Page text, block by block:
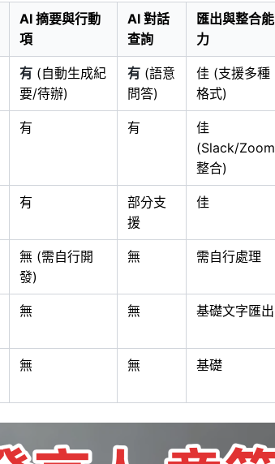
AI 摘要與行動
項
AI 對話
查詢
匯出與整合能
力
有 (自動生成紀
要/待辦)
有 (語意
問答)
佳 (支援多種
格式)
有 有
佳
(Slack/Zoom
整合)
有
部分支
援
佳
無 (需自行開
發)
無 需自行處理
無 無 基礎文字匯出
無 無 基礎